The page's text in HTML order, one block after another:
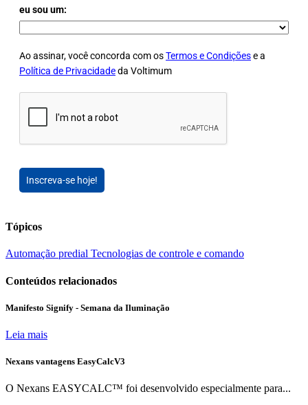
eu sou um:
Ao assinar, você concorda com osTermos e Condiçõese a
Política de Privacidadeda Voltimum
Inscreva-se hoje!
Tópicos
Automação predial Tecnologias de controle e comando
Conteúdos relacionados
Manifesto Signify - Semana da Iluminação
Leia mais
Nexans vantagens EasyCalcV3
O Nexans EASYCALC™ foi desenvolvido especialmente para...